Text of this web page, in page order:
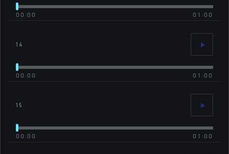
00:00 01:00
14
00:00 01:00
15
00:00 01:00